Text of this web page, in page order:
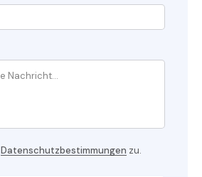
Datenschutzbestimmungen zu.